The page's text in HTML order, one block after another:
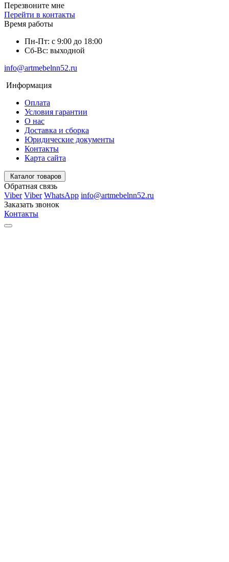
Перезвоните мне
Перейти в контакты
Время работы
Пн-Пт: с 9:00 до 18:00
Сб-Вс: выходной
info@artmebelnn52.ru
Информация
Оплата
Условия гарантии
О нас
Доставка и сборка
Юридические документы
Контакты
Карта сайта
Каталог товаров
Обратная связь
Viber Viber WhatsApp info@artmebelnn52.ru
Заказать звонок
Контакты